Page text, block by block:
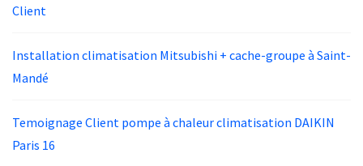
Client
Installation climatisation Mitsubishi + cache-groupe à Saint-
Mandé
Temoignage Client pompe à chaleur climatisation DAIKIN
Paris 16